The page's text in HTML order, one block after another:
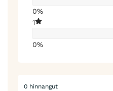
0%
1
0%
0 hinnangut